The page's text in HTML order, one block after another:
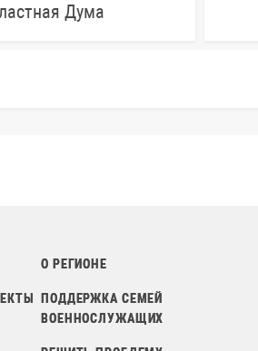
Дума
О РЕГИОНЕ
ПОДДЕРЖКА СЕМЕЙ
ВОЕННОСЛУЖАЩИХ